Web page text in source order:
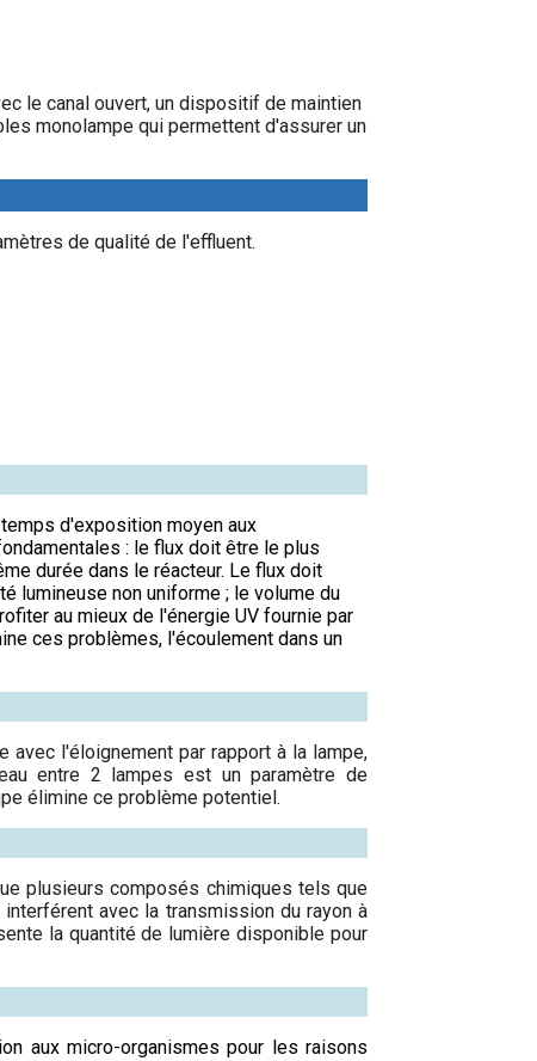
le canal ouvert, un dispositif de maintien
monolampe qui permettent d'assurer un
de qualité de l'effluent.
d'exposition moyen aux
: le flux doit être le plus
durée dans le réacteur. Le flux doit
lumineuse non uniforme ; le volume du
au mieux de l'énergie UV fournie par
ces problèmes, l'écoulement dans un
avec l'éloignement par rapport à la lampe,
entre 2 lampes est un paramètre de
élimine ce problème potentiel.
plusieurs composés chimiques tels que
avec la transmission du rayon à
la quantité de lumière disponible pour
aux micro-organismes pour les raisons